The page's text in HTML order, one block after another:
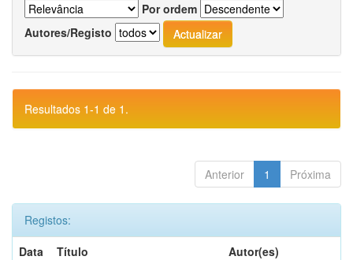
Por ordem
Autores/Registo
Resultados 1-1 de 1.
Anterior 1 Próxima
Registos:
Data
Título
Autor(es)